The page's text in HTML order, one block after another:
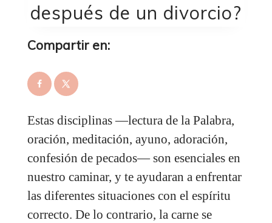
después de un divorcio?
Compartir en:
Estas disciplinas —lectura de la Palabra,
oración, meditación, ayuno, adoración,
confesión de pecados— son esenciales en
nuestro caminar, y te ayudaran a enfrentar
las diferentes situaciones con el espíritu
correcto. De lo contrario, la carne se